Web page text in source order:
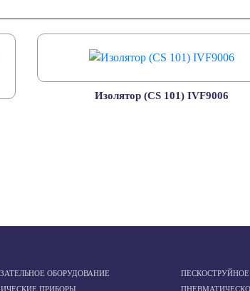
Изолятор (CS 101) IVF9006
ОБОРУДОВАНИЕ
ПРИБОРЫ